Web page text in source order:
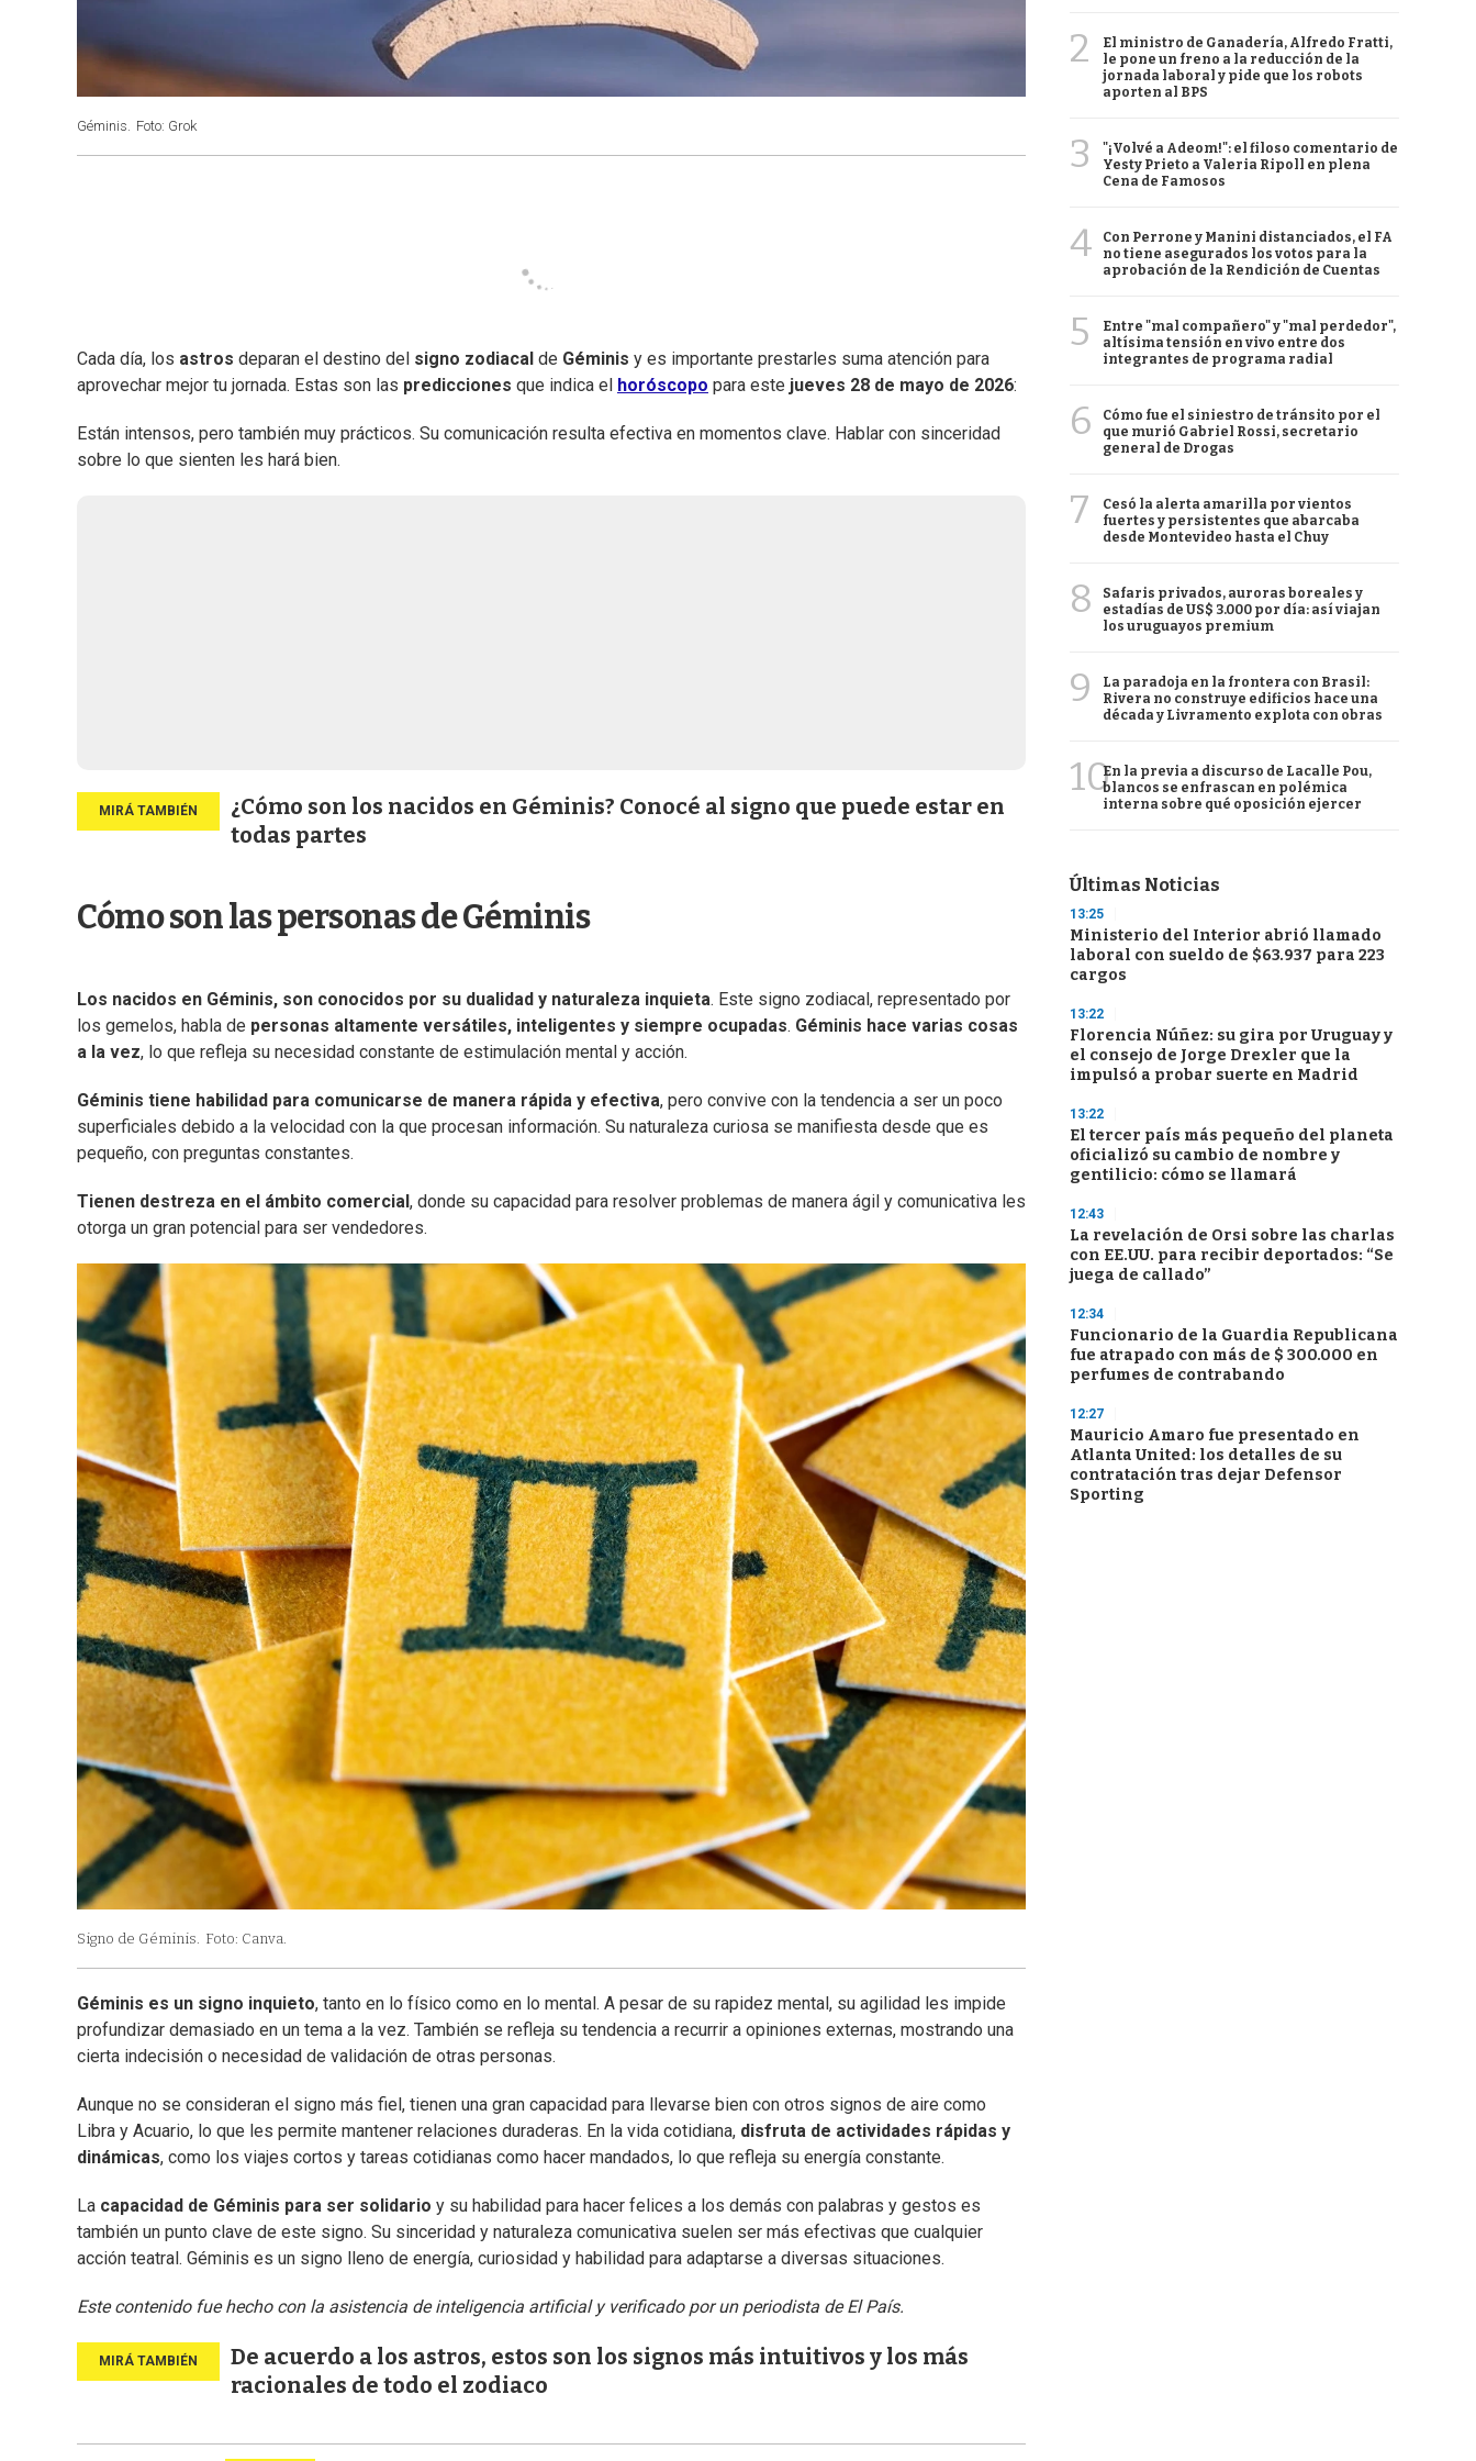
Géminis. Foto: Grok
Cada día, los astros deparan el destino del signo zodiacal de Géminis y es importante prestarles suma atención para
aprovechar mejor tu jornada. Estas son las predicciones que indica el horóscopo para este jueves 28 de mayo de 2026:
Están intensos, pero también muy prácticos. Su comunicación resulta efectiva en momentos clave. Hablar con sinceridad
sobre lo que sienten les hará bien.
¿Cómo son los nacidos en Géminis? Conocé al signo que puede estar en
todas partes
Cómo son las personas de Géminis
Los nacidos en Géminis, son conocidos por su dualidad y naturaleza inquieta. Este signo zodiacal, representado por
los gemelos, habla de personas altamente versátiles, inteligentes y siempre ocupadas. Géminis hace varias cosas
a la vez, lo que refleja su necesidad constante de estimulación mental y acción.
Géminis tiene habilidad para comunicarse de manera rápida y efectiva, pero convive con la tendencia a ser un poco
superficiales debido a la velocidad con la que procesan información. Su naturaleza curiosa se manifiesta desde que es
pequeño, con preguntas constantes.
Tienen destreza en el ámbito comercial , donde su capacidad para resolver problemas de manera ágil y comunicativa les
otorga un gran potencial para ser vendedores.
Signo de Géminis. Foto: Canva.
Géminis es un signo inquieto, tanto en lo físico como en lo mental. A pesar de su rapidez mental, su agilidad les impide
profundizar demasiado en un tema a la vez. También se refleja su tendencia a recurrir a opiniones externas, mostrando una
cierta indecisión o necesidad de validación de otras personas.
Aunque no se consideran el signo más fiel, tienen una gran capacidad para llevarse bien con otros signos de aire como
Libra y Acuario, lo que les permite mantener relaciones duraderas. En la vida cotidiana, disfruta de actividades rápidas y
dinámicas, como los viajes cortos y tareas cotidianas como hacer mandados, lo que refleja su energía constante.
La capacidad de Géminis para ser solidario y su habilidad para hacer felices a los demás con palabras y gestos es
también un punto clave de este signo. Su sinceridad y naturaleza comunicativa suelen ser más efectivas que cualquier
acción teatral. Géminis es un signo lleno de energía, curiosidad y habilidad para adaptarse a diversas situaciones.
Este contenido fue hecho con la asistencia de inteligencia artificial y verificado por un periodista de El País.
De acuerdo a los astros, estos son los signos más intuitivos y los más
racionales de todo el zodiaco
2
El ministro de Ganadería, Alfredo Fratti,
le pone un freno a la reducción de la
jornada laboral y pide que los robots
aporten al BPS
3
"¡Volvé a Adeom!": el filoso comentario de
Yesty Prieto a Valeria Ripoll en plena
Cena de Famosos
4
Con Perrone y Manini distanciados, el FA
no tiene asegurados los votos para la
aprobación de la Rendición de Cuentas
5
Entre "mal compañero" y "mal perdedor",
altísima tensión en vivo entre dos
integrantes de programa radial
6
Cómo fue el siniestro de tránsito por el
que murió Gabriel Rossi, secretario
general de Drogas
7
Cesó la alerta amarilla por vientos
fuertes y persistentes que abarcaba
desde Montevideo hasta el Chuy
8
Safaris privados, auroras boreales y
estadías de US$ 3.000 por día: así viajan
los uruguayos premium
9
La paradoja en la frontera con Brasil:
Rivera no construye edificios hace una
década y Livramento explota con obras
10En la previa a discurso de Lacalle Pou,
blancos se enfrascan en polémica
interna sobre qué oposición ejercer
Últimas Noticias
13:25
Ministerio del Interior abrió llamado
laboral con sueldo de $63.937 para 223
cargos
13:22
Florencia Núñez: su gira por Uruguay y
el consejo de Jorge Drexler que la
impulsó a probar suerte en Madrid
13:22
El tercer país más pequeño del planeta
oficializó su cambio de nombre y
gentilicio: cómo se llamará
12:43
La revelación de Orsi sobre las charlas
con EE.UU. para recibir deportados: “Se
juega de callado”
12:34
Funcionario de la Guardia Republicana
fue atrapado con más de $ 300.000 en
perfumes de contrabando
12:27
Mauricio Amaro fue presentado en
Atlanta United: los detalles de su
contratación tras dejar Defensor
Sporting